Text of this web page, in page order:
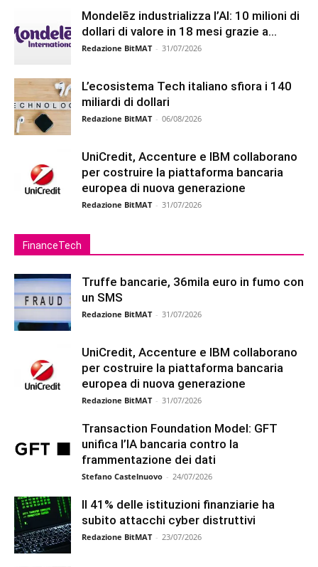
Mondelēz industrializza l’AI: 10 milioni di
dollari di valore in 18 mesi grazie a...
Redazione BitMAT - 31/07/2026
L’ecosistema Tech italiano sfiora i 140
miliardi di dollari
Redazione BitMAT - 06/08/2026
UniCredit, Accenture e IBM collaborano
per costruire la piattaforma bancaria
europea di nuova generazione
Redazione BitMAT - 31/07/2026
FinanceTech
Truffe bancarie, 36mila euro in fumo con
un SMS
Redazione BitMAT - 31/07/2026
UniCredit, Accenture e IBM collaborano
per costruire la piattaforma bancaria
europea di nuova generazione
Redazione BitMAT - 31/07/2026
Transaction Foundation Model: GFT
unifica l’IA bancaria contro la
frammentazione dei dati
Stefano Castelnuovo - 24/07/2026
Il 41% delle istituzioni finanziarie ha
subito attacchi cyber distruttivi
Redazione BitMAT - 23/07/2026